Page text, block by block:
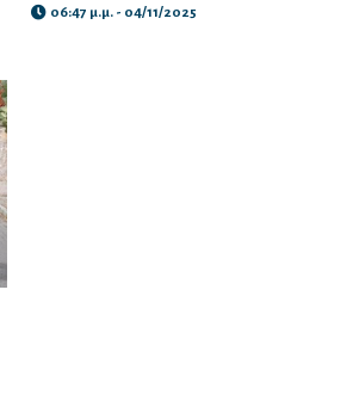
06:47 μ.μ. - 04/11/2025